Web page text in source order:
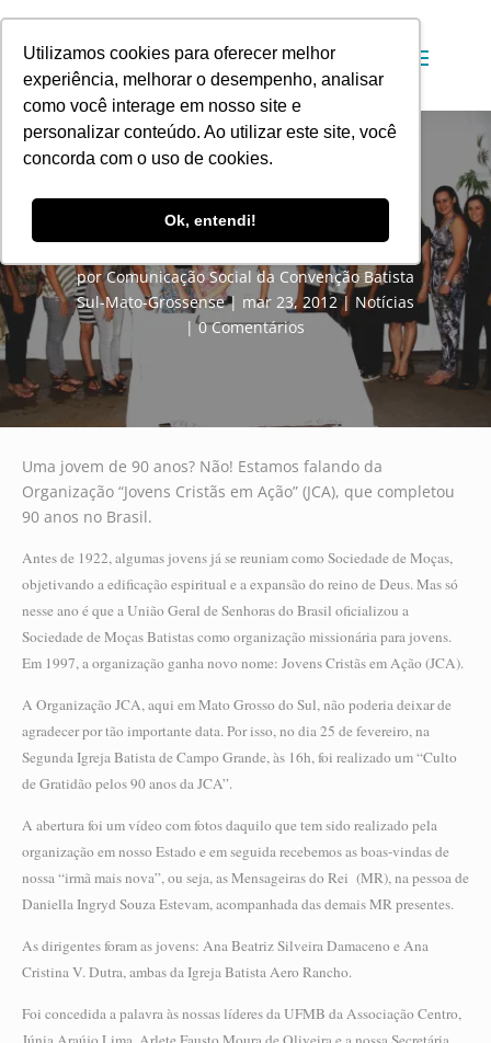
Utilizamos cookies para oferecer melhor
experiência, melhorar o desempenho, analisar
como você interage em nosso site e
personalizar conteúdo. Ao utilizar este site, você
concorda com o uso de cookies.
Ok, entendi!
Culto de Gratidão pelos 90 anos da
JCA
porComunicação Social da Convenção Batista
Sul-Mato-Grossense
mar 23, 2012
Notícias
0 Comentários
Uma jovem de 90 anos? Não! Estamos falando da
Organização “Jovens Cristãs em Ação” (JCA), que completou
90 anos no Brasil.
Antes de 1922, algumas jovens já se reuniam como Sociedade de Moças,
objetivando a edificação espiritual e a expansão do reino de Deus. Mas só
nesse ano é que a União Geral de Senhoras do Brasil oficializou a
Sociedade de Moças Batistas como organização missionária para jovens.
Em 1997, a organização ganha novo nome: Jovens Cristãs em Ação (JCA).
A Organização JCA, aqui em Mato Grosso do Sul, não poderia deixar de
agradecer por tão importante data. Por isso, no dia 25 de fevereiro, na
Segunda Igreja Batista de Campo Grande, às 16h, foi realizado um “Culto
de Gratidão pelos 90 anos da JCA”.
A abertura foi um vídeo com fotos daquilo que tem sido realizado pela
organização em nosso Estado e em seguida recebemos as boas-vindas de
nossa “irmã mais nova”, ou seja, as Mensageiras do Rei (MR), na pessoa de
Daniella Ingryd Souza Estevam, acompanhada das demais MR presentes.
As dirigentes foram as jovens: Ana Beatriz Silveira Damaceno e Ana
Cristina V. Dutra, ambas da Igreja Batista Aero Rancho.
Foi concedida a palavra às nossas líderes da UFMB da Associação Centro,